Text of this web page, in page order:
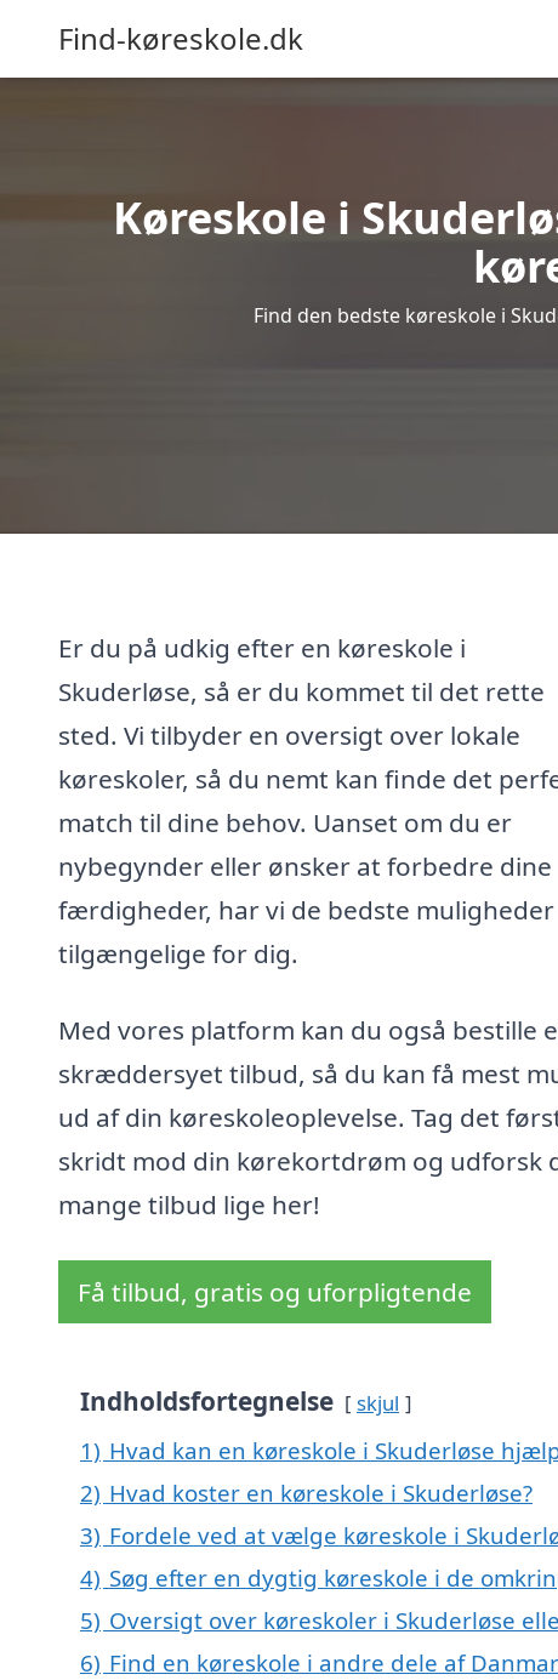
Find-køreskole.dk
Køreskole i
Find den bedste køreskole i
Er du på udkig efter en køreskole i
Skuderløse, så er du kommet til det rette
sted. Vi tilbyder en oversigt over lokale
køreskoler, så du nemt kan finde det
match til dine behov. Uanset om du er
nybegynder eller ønsker at forbedre dine
færdigheder, har vi de bedste muligheder
tilgængelige for dig.
Med vores platform kan du også bestille
skræddersyet tilbud, så du kan få mest
ud af din køreskoleoplevelse. Tag det
skridt mod din kørekortdrøm og udforsk
mange tilbud lige her!
Få tilbud, gratis og uforpligtende
Indholdsfortegnelse skjul
1) Hvad kan en køreskole i Skuderløse
2) Hvad koster en køreskole i Skuderløse?
3) Fordele ved at vælge køreskole i
4) Søg efter en dygtig køreskole i de
5) Oversigt over køreskoler i Skuderløse
6) Find en køreskole i andre dele af